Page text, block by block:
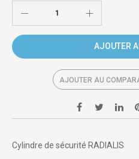
AJOUTER
AJOUTER AU
Cylindre de sécurité RADIALIS